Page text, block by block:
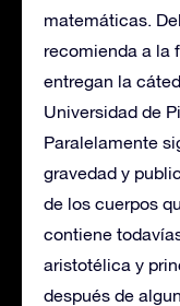
matemáticas.
recomienda a la
entregan la
Universidad de
Paralelamente
gravedad y
de los cuerpos
contiene
aristotélica y
después de